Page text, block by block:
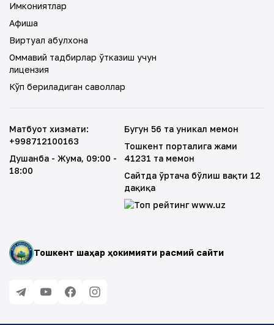
Имкониятлар
Афиша
Виртуал қабулхона
Оммавий тадбирлар ўтказиш учун
лицензия
Кўп бериладиган саволлар
Тошкент шаҳар ҳокимияти расмий сайти
Матбуот хизмати:
+998712100163
Душанба - Жума, 09:00 -
18:00
Бугун 56 та уникал меҳмон
Тошкент порталига жами
41231 та меҳмон
Сайтда ўртача бўлиш вақти 12
дақиқа